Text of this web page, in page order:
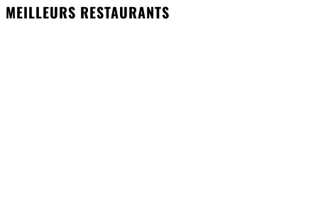
MEILLEURS RESTAURANTS